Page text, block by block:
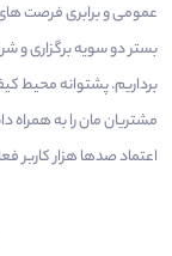
عمومی و برابری فرصت
بستر دو سویه برگزاری و
برداریم. پشتوانه محیط
مشتریان مان را به
اعتماد صدها هزار کاربر